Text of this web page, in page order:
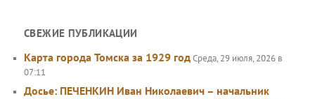
СВЕЖИЕ ПУБЛИКАЦИИ
Карта города Томска за 1929 годСреда, 29 июля, 2026 в
07:11
Досье: ПЕЧЕНКИН Иван Николаевич – начальник